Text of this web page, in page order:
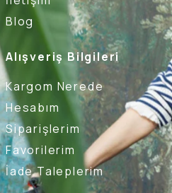
Blog
Alışveriş Bilgileri
Kargom Nerede
Hesabım
Siparişlerim
Favorilerim
İade Taleplerim